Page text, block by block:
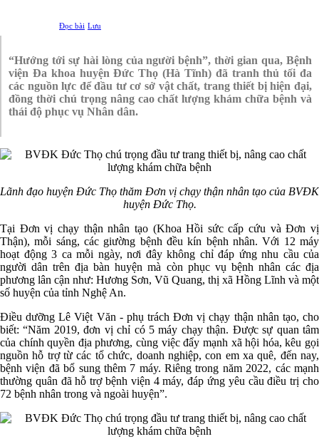
Đọc bài Lưu
“Hướng tới sự hài lòng của người bệnh”, thời gian qua, Bệnh
viện Đa khoa huyện Đức Thọ (Hà Tĩnh) đã tranh thủ tối đa
các nguồn lực để đầu tư cơ sở vật chất, trang thiết bị hiện đại,
đồng thời chú trọng nâng cao chất lượng khám chữa bệnh và
thái độ phục vụ Nhân dân.
Lãnh đạo huyện Đức Thọ thăm Đơn vị chạy thận nhân tạo của BVĐK
huyện Đức Thọ.
Tại Đơn vị chạy thận nhân tạo (Khoa Hồi sức cấp cứu và Đơn vị
Thận), mỗi sáng, các giường bệnh đều kín bệnh nhân. Với 12 máy
hoạt động 3 ca mỗi ngày, nơi đây không chỉ đáp ứng nhu cầu của
người dân trên địa bàn huyện mà còn phục vụ bệnh nhân các địa
phương lân cận như: Hương Sơn, Vũ Quang, thị xã Hồng Lĩnh và một
số huyện của tỉnh Nghệ An.
Điều dưỡng Lê Việt Văn - phụ trách Đơn vị chạy thận nhân tạo, cho
biết: “Năm 2019, đơn vị chỉ có 5 máy chạy thận. Được sự quan tâm
của chính quyền địa phương, cùng việc đẩy mạnh xã hội hóa, kêu gọi
nguồn hỗ trợ từ các tổ chức, doanh nghiệp, con em xa quê, đến nay,
bệnh viện đã bổ sung thêm 7 máy. Riêng trong năm 2022, các mạnh
thường quân đã hỗ trợ bệnh viện 4 máy, đáp ứng yêu cầu điều trị cho
72 bệnh nhân trong và ngoài huyện”.